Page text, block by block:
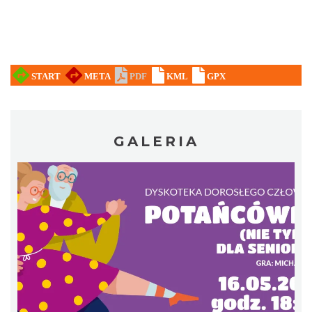
Cieszyn
0.21 km
Koncert KARUZELA GNA
Cieszyn
2026-09-20
0.21 km
GALERIA